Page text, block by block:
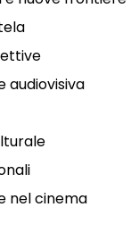
audiovisiva
nel cinema